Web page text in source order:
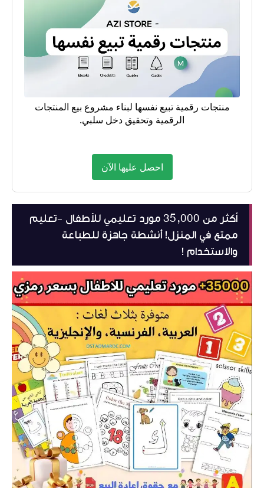
منتجات رقمية تبيع نفسها لبناء مشروع بيع المنتجات
الرقمية وتحقيق دخل سلبي.
احصل عليها الآن
أكثر من 35,000 مورد تعليمي للأطفال -تعليم
ممتع في المنزل! أنشطة جاهزة للطباعة
والاستخدام !